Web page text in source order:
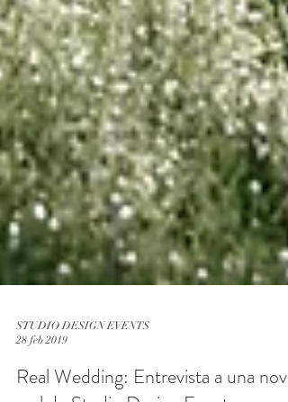
STUDIO DESIGN EVENTS
28 feb 2019